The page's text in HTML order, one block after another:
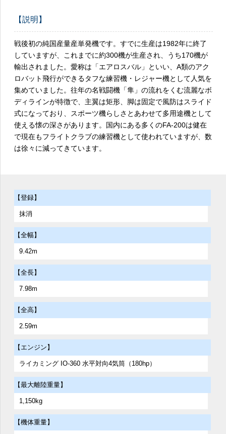
【説明】
戦後初の純国産量産単発機です。すでに生産は1982年に終了
していますが、これまでに約300機が生産され、うち170機が
輸出されました。愛称は「エアロスバル」といい、A類のアク
ロバット飛行ができるタフな練習機・レジャー機として人気を
集めていました。往年の名戦闘機「隼」の流れをくむ流麗なボ
ディラインが特徴で、主翼は矩形、脚は固定で風防はスライド
式になっており、スポーツ機らしさとあわせて多用途機として
使える懐の深さがあります。国内にある多くのFA-200は健在
で現在もフライトクラブの練習機として使われていますが、数
は徐々に減ってきています。
【登録】
抹消
【全幅】
9.42m
【全長】
7.98m
【全高】
2.59m
【エンジン】
ライカミング IO-360 水平対向4気筒（180hp）
【最大離陸重量】
1,150kg
【機体重量】